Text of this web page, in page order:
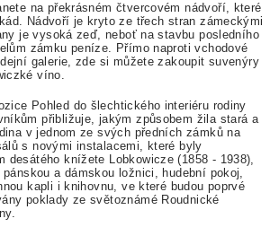
na překrásném čtvercovém nádvoří, které
Nádvoří je kryto ze třech stran zámeckými
je vysoká zeď, neboť na stavbu posledního
zámku peníze. Přímo naproti vchodové
galerie, zde si můžete zakoupit suvenýry
víno.
Pohled do šlechtického interiéru rodiny
přibližuje, jakým způsobem žila stará a
v jednom ze svých předních zámků na
s novými instalacemi, které byly
desátého knížete Lobkowicze (1858 - 1938),
a dámskou ložnici, hudební pokoj,
kapli i knihovnu, ve které budou poprvé
poklady ze světoznámé Roudnické